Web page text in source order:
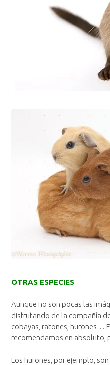
OTRAS ESPECIES
Aunque no son pocas las
disfrutando de la compañía
cobayas, ratones, hurones…
recomendamos en absoluto,
Los hurones, por ejemplo,